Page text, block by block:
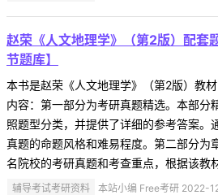
赵荣《人文地理学》（第2版）配套
节题库】
本书是赵荣《人文地理学》（第2版）教
内容：第一部分为考研真题精选。本部分
照题型分类，并提供了详细的参考答案。
真题的命题风格和难易程度。第二部分为
名院校的考研真题和考查重点，根据该教
辅导考试考研资料 本站小编 Free考研 2022-